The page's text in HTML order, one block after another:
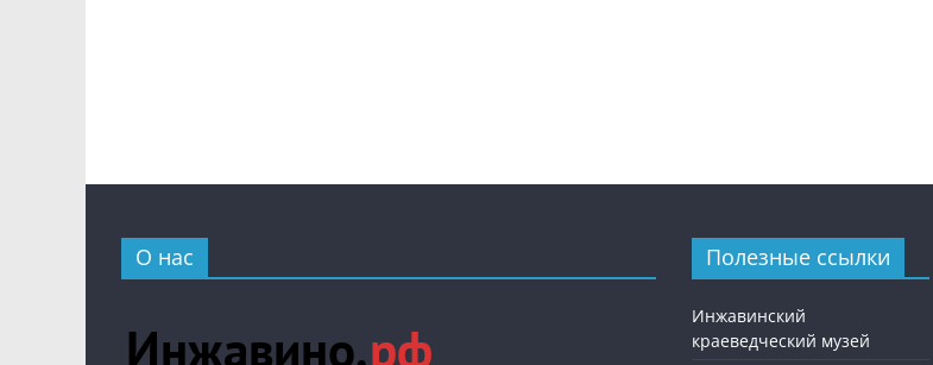
О нас Полезные ссылки
Инжавинский
краеведческий музей